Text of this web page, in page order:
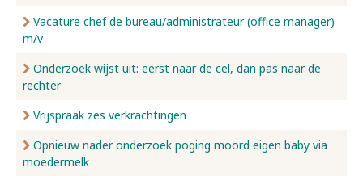
Vacature chef de bureau/administrateur (office manager)
m/v
Onderzoek wijst uit: eerst naar de cel, dan pas naar de
rechter
Vrijspraak zes verkrachtingen
Opnieuw nader onderzoek poging moord eigen baby via
moedermelk